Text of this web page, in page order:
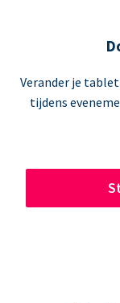
Verander je
tijdens